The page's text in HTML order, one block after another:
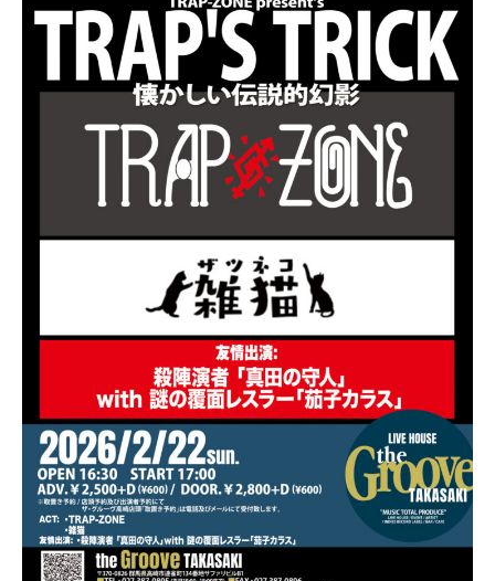
CONTACT